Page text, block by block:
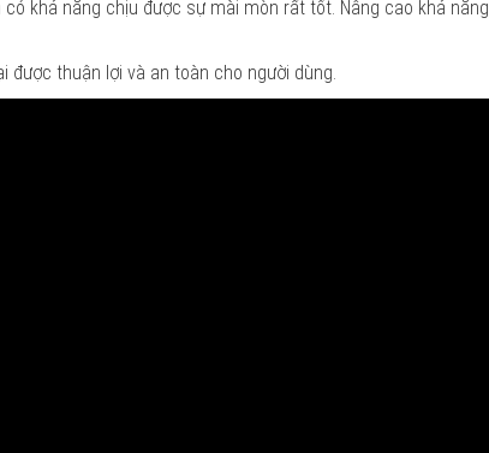
khả năng chịu được sự mài mòn rất tốt. Nâng cao khả năng
thuận lợi và an toàn cho người dùng.